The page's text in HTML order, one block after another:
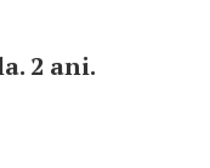
2 ani.